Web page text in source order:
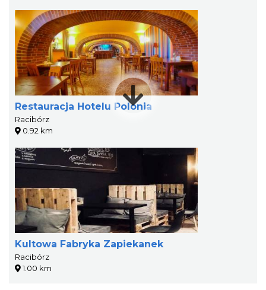
Restauracja Hotelu Polonia
Racibórz
0.92 km
Kultowa Fabryka Zapiekanek
Racibórz
1.00 km